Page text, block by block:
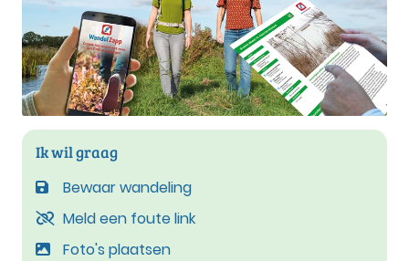
Ik wil graag
Bewaar wandeling
Meld een foute link
Foto's plaatsen